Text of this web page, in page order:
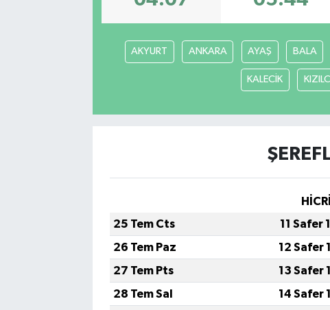
AKYURT ANKARA AYAŞ BALA
KALECİK
HİCRİ
25 Tem Cts
11 Safer
26 Tem Paz
12 Safer
27 Tem Pts
13 Safer
28 Tem Sal
14 Safer